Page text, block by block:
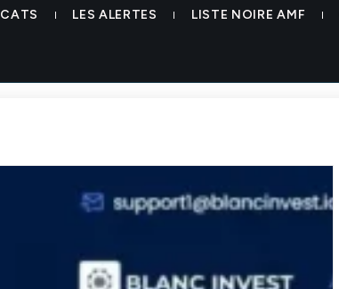
LES ALERTES LISTE NOIRE AMF